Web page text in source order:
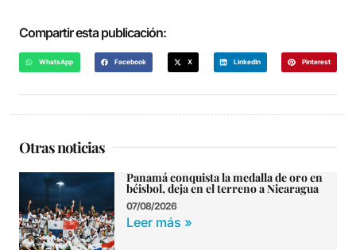
Compartir esta publicación:
WhatsApp Facebook X LinkedIn Pinterest
Otras noticias
Panamá conquista la medalla de oro en
béisbol, deja en el terreno a Nicaragua
07/08/2026
Leer más »